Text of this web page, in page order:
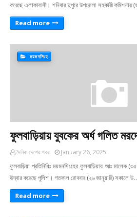
করেছে এলাকাবাসী। শনিবার দুপুরে উপজেলা সহকারী কমিশনার
Read more
ময়মনসিংহ
ফুলবাড়িয়ায় যুবকের অর্ধ গলিত
দৈনিক দেশের খবর January 26, 2025
ফুলবাড়িয়া প্রতিনিধিঃ ময়মনসিংহের ফুলবাড়িয়ায় আঃ মালেক
উদ্বার করেছে পুলিশ। গতকাল রোববার (২৬ জানুয়ারি) সকালে
Read more